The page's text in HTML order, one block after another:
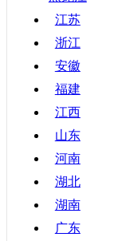
甘肃
青海
宁夏
新疆
香港
澳门
台湾
江苏
浙江
安徽
福建
江西
山东
河南
湖北
湖南
广东